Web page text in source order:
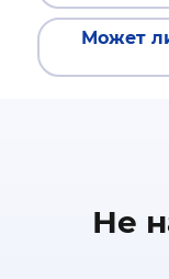
Может
Не